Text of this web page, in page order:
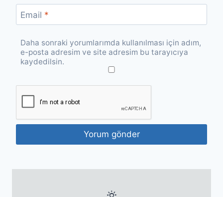
Email *
Daha sonraki yorumlarımda kullanılması için adım,
e-posta adresim ve site adresim bu tarayıcıya
kaydedilsin.